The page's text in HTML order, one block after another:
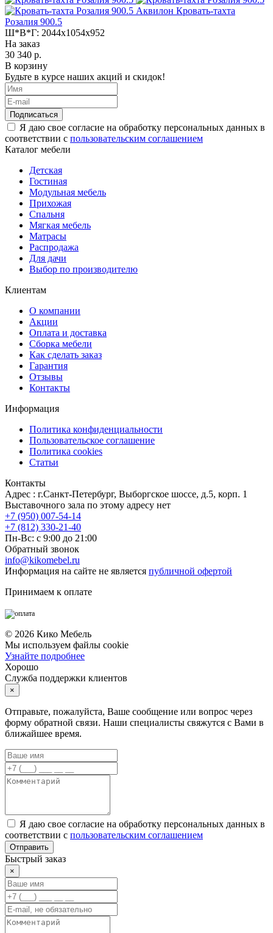
Аквилон Кровать-тахта
Розалия 900.5
Ш*В*Г: 2044x1054x952
На заказ
30 340 р.
В корзину
Будьте в курсе наших акций и скидок!
Подписаться
Я даю свое согласие на обработку персональных данных в
соответствии с пользовательским соглашением
Каталог мебели
Детская
Гостиная
Модульная мебель
Прихожая
Спальня
Мягкая мебель
Матрасы
Распродажа
Для дачи
Выбор по производителю
Клиентам
О компании
Акции
Оплата и доставка
Сборка мебели
Как сделать заказ
Гарантия
Отзывы
Контакты
Информация
Политика конфиденциальности
Пользовательское соглашение
Политика cookies
Статьи
Контакты
Адрес : г.Санкт-Петербург, Выборгское шоссе, д.5, корп. 1
Выставочного зала по этому адресу нет
+7 (950) 007-54-14
+7 (812) 330-21-40
Пн-Вс: с 9:00 до 21:00
Обратный звонок
info@kikomebel.ru
Информация на сайте не является публичной офертой
Принимаем к оплате
© 2026 Кико Мебель
Мы используем файлы cookie
Узнайте подробнее
Хорошо
Служба поддержки клиентов
×
Отправьте, пожалуйста, Ваше сообщение или вопрос через
форму обратной связи. Наши специалисты свяжутся с Вами в
ближайшее время.
Я даю свое согласие на обработку персональных данных в
соответствии с пользовательским соглашением
Отправить
Быстрый заказ
×